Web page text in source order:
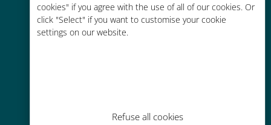
cookies" if you agree with the use of all of our cookies. Or
click "Select" if you want to customise your cookie
settings on our website.
Refuse all cookies
Recharge facile
Partout via l'app Ubigi, même sans